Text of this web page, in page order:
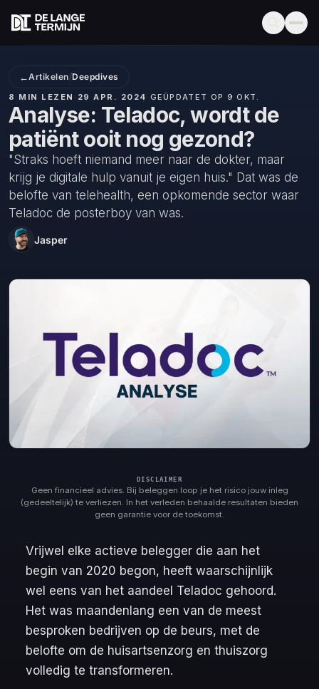
←Artikelen/Deepdives
8 MIN LEZEN · 29 APR. 2024 · GEÜPDATET OP 9 OKT.
Analyse: Teladoc, wordt de
patiënt ooit nog gezond?
"Straks hoeft niemand meer naar de dokter, maar
krijg je digitale hulp vanuit je eigen huis." Dat was de
belofte van telehealth, een opkomende sector waar
Teladoc de posterboy van was.
Jasper
Geen financieel advies. Bij beleggen loop je het risico jouw inleg
(gedeeltelijk) te verliezen. In het verleden behaalde resultaten bieden
geen garantie voor de toekomst.
Vrijwel elke actieve belegger die aan het
begin van 2020 begon, heeft waarschijnlijk
wel eens van het aandeel Teladoc gehoord.
Het was maandenlang een van de meest
besproken bedrijven op de beurs, met de
belofte om de huisartsenzorg en thuiszorg
volledig te transformeren.